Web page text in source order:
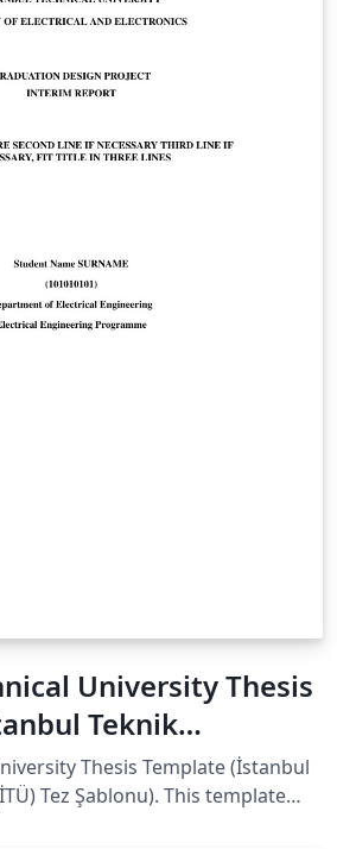
tr/doktora-formlari-turkce-
University Graduate School
Azizoğlu in accordance with
requirements of Erciyes
of Natural and Applied
University Thesis
Teknik
Tez Şablonu)
Thesis Template (İstanbul
Tez Şablonu). This template